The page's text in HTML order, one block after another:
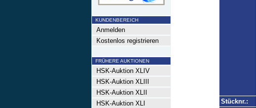
KUNDENBEREICH
Anmelden
Kostenlos registrieren
FRÜHERE AUKTIONEN
HSK-Auktion XLIV
HSK-Auktion XLIII
HSK-Auktion XLII
HSK-Auktion XLI
Stücknr.: